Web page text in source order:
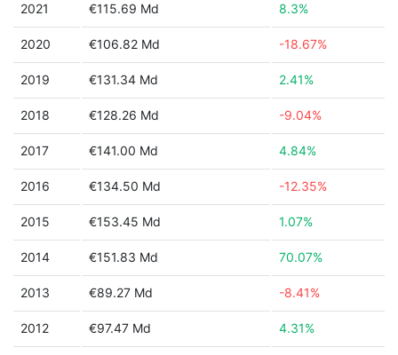
2021 €115.69 Md 8.3%
2020 €106.82 Md -18.67%
2019 €131.34 Md 2.41%
2018 €128.26 Md -9.04%
2017 €141.00 Md 4.84%
2016 €134.50 Md -12.35%
2015 €153.45 Md 1.07%
2014 €151.83 Md 70.07%
2013 €89.27 Md -8.41%
2012 €97.47 Md 4.31%